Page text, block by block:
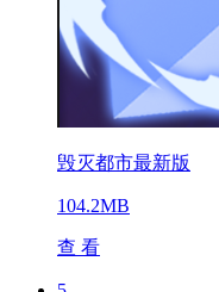
毁灭都市最新版
104.2MB
查 看